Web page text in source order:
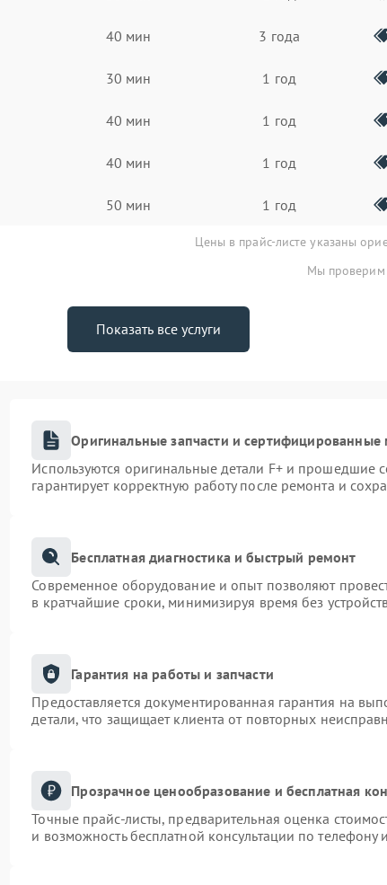
40 мин 3 года
30 мин 1 год
40 мин 1 год
40 мин 1 год
50 мин 1 год
Цены в прайс-листе указаны
Мы проверим
Показать все услуги
Оригинальные запчасти и сертифицированные
Используются оригинальные детали F+ и прошедшие
гарантирует корректную работу после ремонта и
Бесплатная диагностика и быстрый ремонт
Современное оборудование и опыт позволяют
в кратчайшие сроки, минимизируя время без
Гарантия на работы и запчасти
Предоставляется документированная гарантия на
детали, что защищает клиента от повторных
Прозрачное ценообразование и бесплатная
Точные прайс-листы, предварительная оценка
и возможность бесплатной консультации по телефону